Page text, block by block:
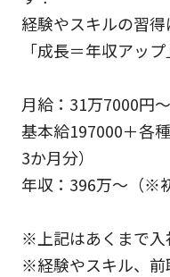
経験やスキルの習得
「成長＝年収アッ
月給：31万7000円～
基本給197000＋各
3か月分）
年収：396万～（※
※上記はあくまで入
※経験やスキル、前